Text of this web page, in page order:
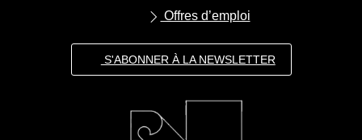
Offres d’emploi
S'ABONNER À LA NEWSLETTER